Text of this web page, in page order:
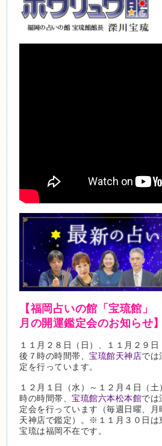
【福岡占いの館「宝琉館
月の開運鑑定会のお知らせ】
１１月２８日（日）、１１月２９
後７時の時間帯、宝琉館天神店では
定を行っています。
１２月１日（水）～１２月４日（
時の時間帯、宝琉館六本松本館では
定会を行っています（毎週日曜、
天神店で鑑定）。※１１月３０日は
宝琉は福岡不在です。